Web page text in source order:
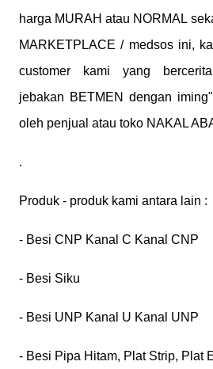
harga MURAH atau NORMAL
MARKETPLACE / medsos ini,
customer kami yang
jebakan BETMEN dengan
oleh penjual atau toko NAKAL
.
Produk - produk kami antara lain :
- Besi CNP Kanal C Kanal CNP
- Besi Siku
- Besi UNP Kanal U Kanal UNP
- Besi Pipa Hitam, Plat Strip, Plat